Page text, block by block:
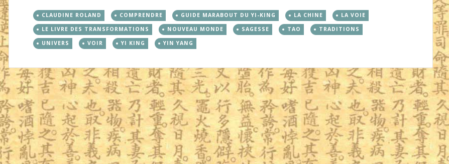
CLAUDINE ROLAND COMPRENDRE GUIDE MARABOUT DU YI-KING LA CHINE
LA VOIE
LE LIVRE DES TRANSFORMATIONS
NOUVEAU MONDE SAGESSE TAO
TRADITIONS
UNIVERS
VOIR YI KING YIN YANG